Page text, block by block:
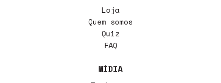
Loja
Quem somos
Quiz
FAQ
MÍDIA